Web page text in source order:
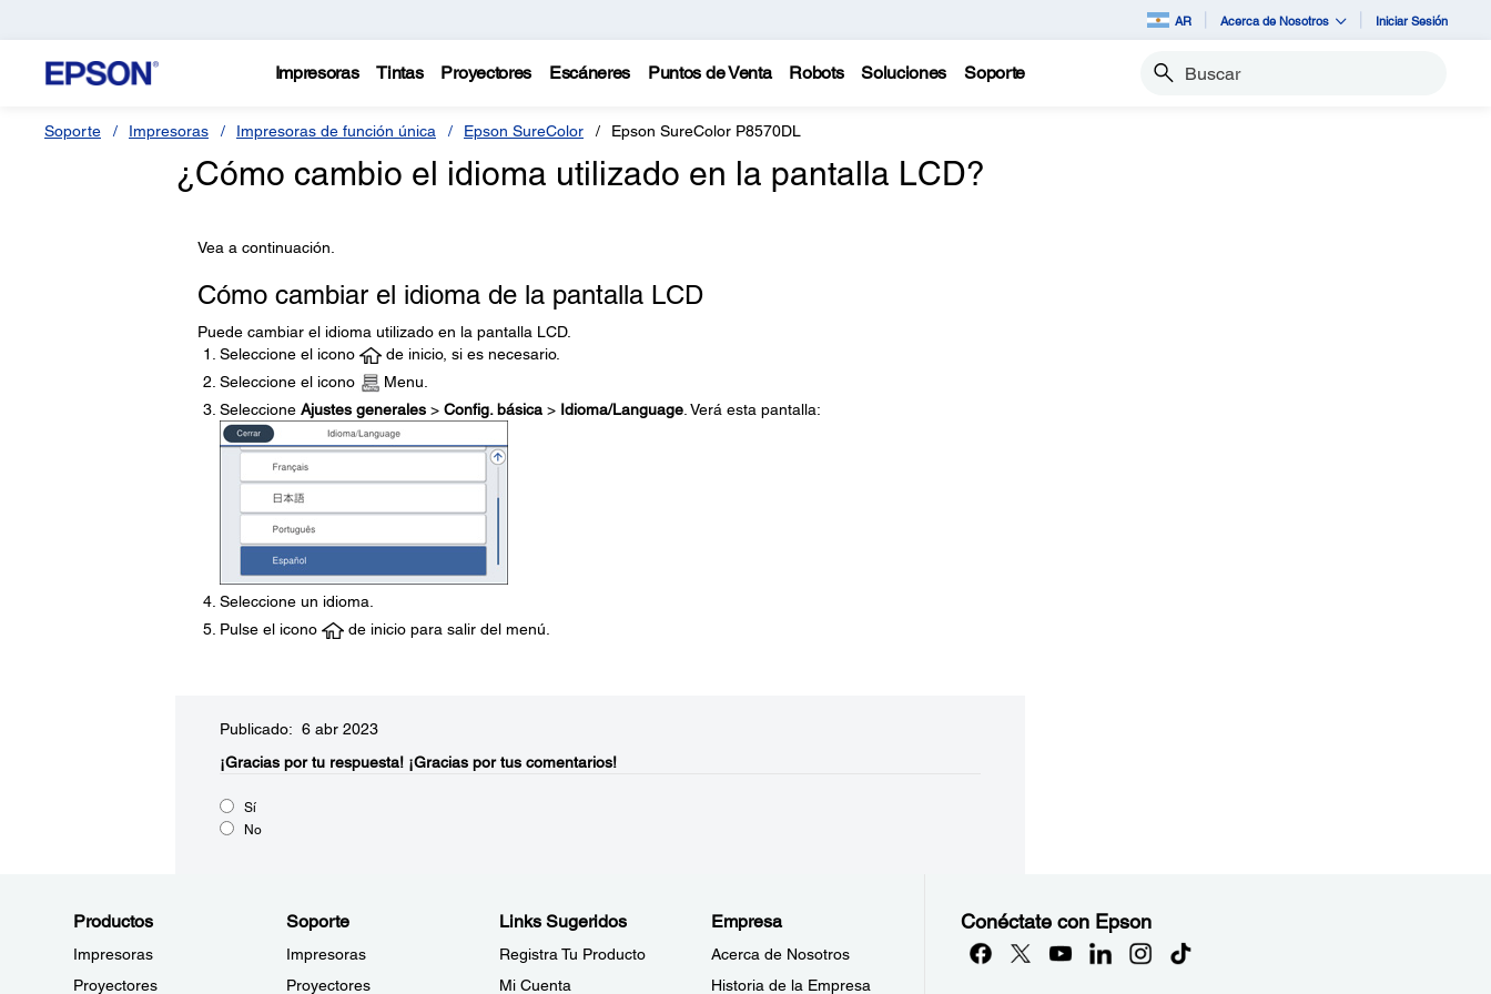
AR Acerca de Nosotros Iniciar Sesión
Impresoras Tintas Proyectores Escáneres Puntos de Venta Robots Soluciones Soporte Buscar
Soporte Impresoras Impresoras de función única Epson SureColor Epson SureColor P8570DL
¿Cómo cambio el idioma utilizado en la pantalla LCD?
Vea a continuación.
Cómo cambiar el idioma de la pantalla LCD
Puede cambiar el idioma utilizado en la pantalla LCD.
Seleccione el icono
de inicio, si es necesario.
Seleccione el icono
Menu.
Seleccione Ajustes generales> Config. básica> Idioma/Language. Verá esta pantalla:
Seleccione un idioma.
Pulse el icono
de inicio para salir del menú.
Publicado: 6 abr 2023
¡Gracias por tu respuesta! ¡Gracias por tus comentarios!
Sí
No
Productos
Impresoras
Proyectores
Soporte
Impresoras
Proyectores
Links Sugeridos
Registra Tu Producto
Mi Cuenta
Empresa
Acerca de Nosotros
Historia de la Empresa
Conéctate con Epson